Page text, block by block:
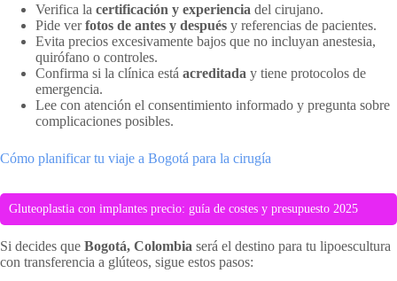
Verifica la certificación y experiencia del cirujano.
Pide verfotos de antes y después y referencias de pacientes.
Evita precios excesivamente bajos que no incluyan anestesia,
quirófano o controles.
Confirma si la clínica está acreditada y tiene protocolos de
emergencia.
Lee con atención el consentimiento informado y pregunta sobre
complicaciones posibles.
Cómo planificar tu viaje a Bogotá para la cirugía
Gluteoplastia con implantes precio: guía de costes y presupuesto 2025
Si decides que Bogotá, Colombia será el destino para tu lipoescultura
con transferencia a glúteos, sigue estos pasos: